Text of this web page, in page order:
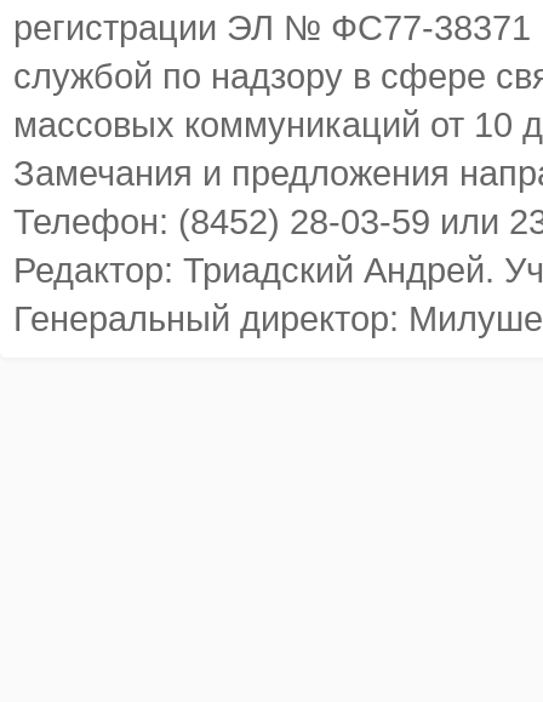
регистрации ЭЛ № ФС77-38371
службой по надзору в сфере
массовых коммуникаций от 10
Замечания и предложения
Телефон: (8452) 28-03-59 или
Редактор: Триадский Андрей.
Генеральный директор: